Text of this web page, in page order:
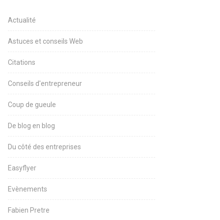
Actualité
Astuces et conseils Web
Citations
Conseils d'entrepreneur
Coup de gueule
De blog en blog
Du côté des entreprises
Easyflyer
Evènements
Fabien Pretre